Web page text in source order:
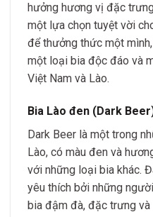
hưởng hương vị đặc
một lựa chọn tuyệt vời
để thưởng thức một
một loại bia độc đáo và
Việt Nam và Lào.
Bia Lào đen (Dark
Dark Beer là một trong
Lào, có màu đen và
với những loại bia khác.
yêu thích bởi những
bia đậm đà, đặc trưng